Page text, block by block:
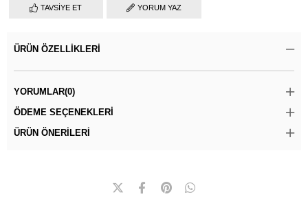
TAVSIYE ET YORUM YAZ
ÜRÜN ÖZELLIKLERI
YORUMLAR(0)
ÖDEME SEÇENEKLERI
ÜRÜN ÖNERILERI